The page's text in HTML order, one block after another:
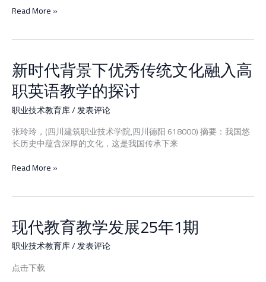
促
模
的
实
践
与
效
分
析
Read More »
新时代背景下优秀传统文化融入高
职英语教学的探讨
职业技术教育库/发表评论
张玲玲，(四川建筑职业技术学院,四川德阳 618000) 摘要：我国悠
长历史中蕴含深厚的文化，这是我国传承下来
新
时
代
背
景
下
优
秀
统
化
入
高
职
英
语
Read More »
现代教育教学发展25年1期
职业技术教育库/发表评论
点击下载
现
代
教
教